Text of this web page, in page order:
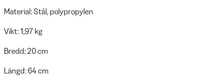
Material: Stål, polypropylen
Vikt: 1,97 kg
Bredd: 20 cm
Längd: 64 cm